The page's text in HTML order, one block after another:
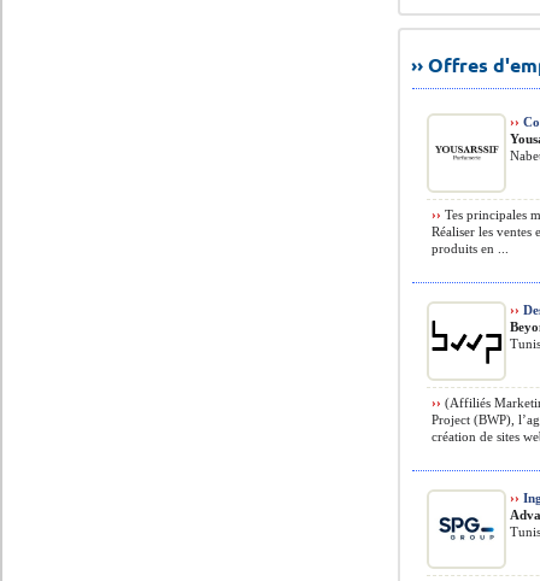
›› Offres
››
›› Tes principales
Réaliser les
produits en ...
››
›› (Affiliés
Project (BWP),
création de sites
››